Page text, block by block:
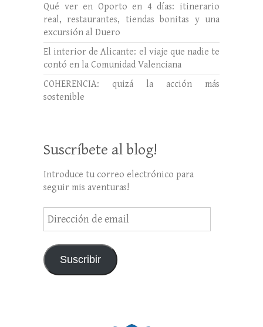
Qué ver en Oporto en 4 días: itinerario
real, restaurantes, tiendas bonitas y una
excursión al Duero
El interior de Alicante: el viaje que nadie te
contó en la Comunidad Valenciana
COHERENCIA: quizá la acción más
sostenible
Suscríbete al blog!
Introduce tu correo electrónico para
seguir mis aventuras!
Dirección
de
Suscribir